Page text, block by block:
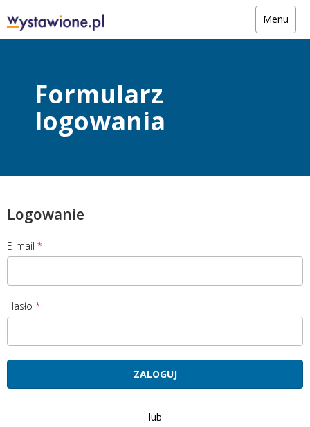
Menu
Formularz
logowania
Logowanie
E-mail
Hasło
lub